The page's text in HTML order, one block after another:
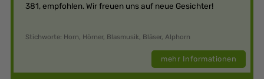
381, empfohlen. Wir freuen uns auf neue Gesichter!
Stichworte: Horn, Hörner, Blasmusik, Bläser, Alphorn
mehr Informationen